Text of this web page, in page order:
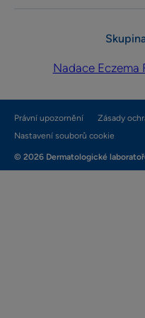
Nadace Eczema
Právní upozornění
Zásady
Nastavení souborů cookie
© 2026 Dermatologické